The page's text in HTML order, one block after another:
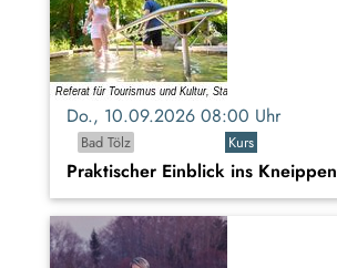
Do., 10.09.2026 08:00 Uhr
Bad Tölz
Kurs
Praktischer Einblick ins Kneippen